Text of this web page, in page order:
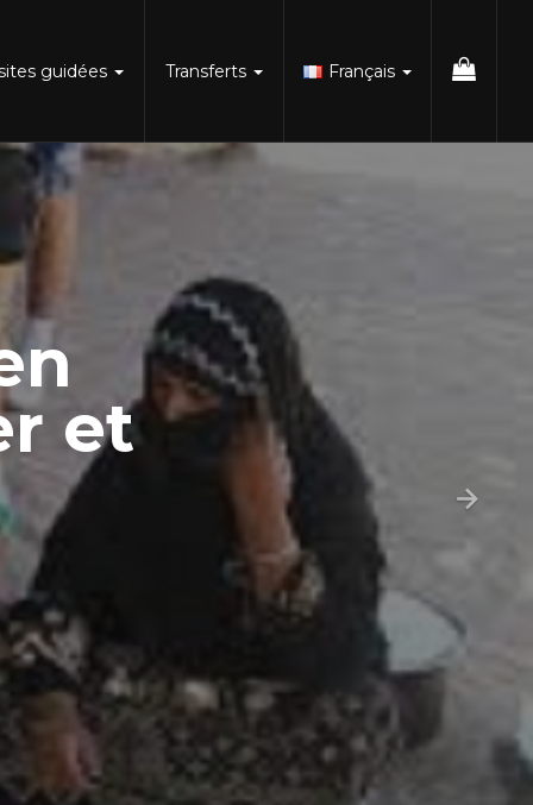
guidées Transferts Français
et